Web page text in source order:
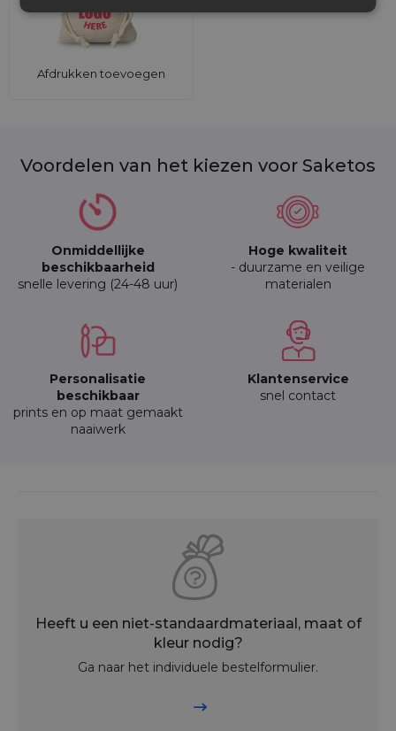
Afdrukken toevoegen
Voordelen van het kiezen voor Saketos
Onmiddellijke
beschikbaarheid
snelle levering (24-48 uur)
Hoge kwaliteit
- duurzame en veilige
materialen
Personalisatie
beschikbaar
prints en op maat gemaakt
naaiwerk
Klantenservice
snel contact
Heeft u een niet-standaardmateriaal, maat of
kleur nodig?
Ga naar het individuele bestelformulier.